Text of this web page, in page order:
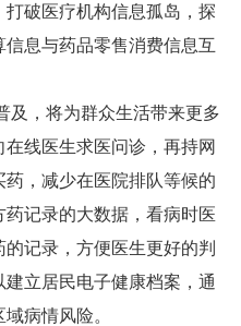
破医疗机构信息孤岛，探
息与药品零售消费信息互
，将为群众生活带来更多
线医生求医问诊，再持网
，减少在医院排队等候的
记录的大数据，看病时医
记录，方便医生更好的判
立居民电子健康档案，通
病情风险。